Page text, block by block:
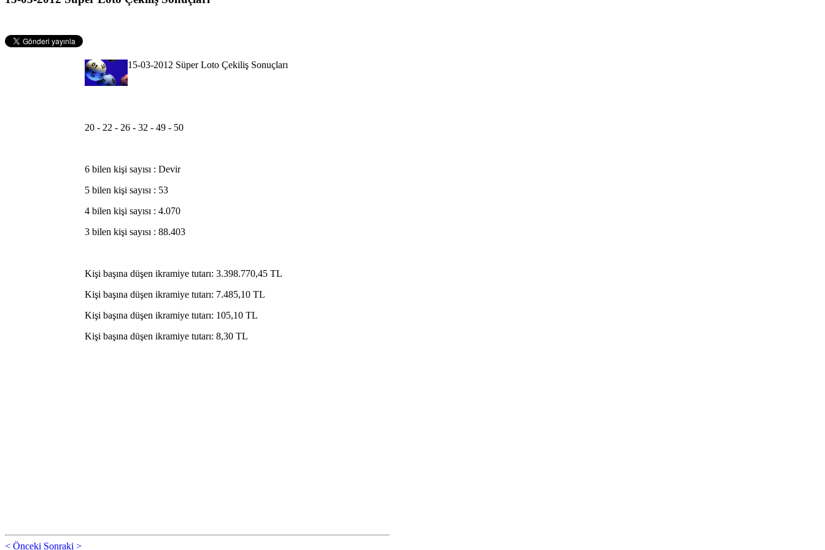
15-03-2012 Süper Loto Çekiliş Sonuçları
20 - 22 - 26 - 32 - 49 - 50
6 bilen kişi sayısı : Devir
5 bilen kişi sayısı : 53
4 bilen kişi sayısı : 4.070
3 bilen kişi sayısı : 88.403
Kişi başına düşen ikramiye tutarı: 3.398.770,45 TL
Kişi başına düşen ikramiye tutarı: 7.485,10 TL
Kişi başına düşen ikramiye tutarı: 105,10 TL
Kişi başına düşen ikramiye tutarı: 8,30 TL
< Önceki Sonraki >